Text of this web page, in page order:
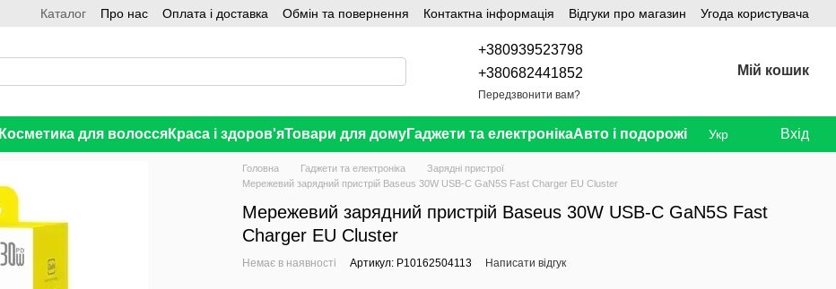
Каталог Про нас Оплата і доставка Обмін та повернення Контактна інформація Відгуки про магазин Угода користувача
+380939523798
+380682441852
Передзвонити вам?
Мій кошик
Косметика для волоссяКраса і здоров'яТовари для домуГаджети та електронікаАвто і подорожі Укр Вхід
Головна Гаджети та електроніка
Зарядні пристрої
Мережевий зарядний пристрій Baseus 30W USB-C GaN5S Fast Charger EU Cluster
Мережевий зарядний пристрій Baseus 30W USB-C GaN5S Fast
Charger EU Cluster
Немає в наявності Артикул: P10162504113 Написати відгук